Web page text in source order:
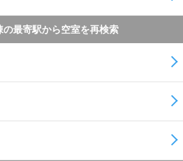
最寄駅から空室を再検索